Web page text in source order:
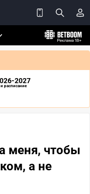
2027
расписание
меня, чтобы
а не